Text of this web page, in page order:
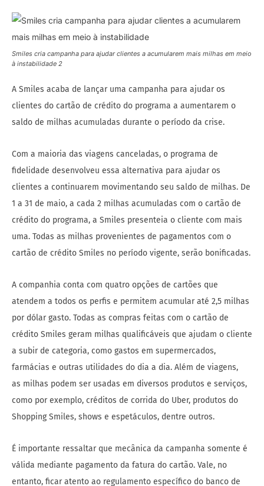
Smiles cria campanha para ajudar clientes a acumularem mais milhas em meio
à instabilidade 2
A Smiles acaba de lançar uma campanha para ajudar os
clientes do cartão de crédito do programa a aumentarem o
saldo de milhas acumuladas durante o período da crise.
Com a maioria das viagens canceladas, o programa de
fidelidade desenvolveu essa alternativa para ajudar os
clientes a continuarem movimentando seu saldo de milhas. De
1 a 31 de maio, a cada 2 milhas acumuladas com o cartão de
crédito do programa, a Smiles presenteia o cliente com mais
uma. Todas as milhas provenientes de pagamentos com o
cartão de crédito Smiles no período vigente, serão bonificadas.
A companhia conta com quatro opções de cartões que
atendem a todos os perfis e permitem acumular até 2,5 milhas
por dólar gasto. Todas as compras feitas com o cartão de
crédito Smiles geram milhas qualificáveis que ajudam o cliente
a subir de categoria, como gastos em supermercados,
farmácias e outras utilidades do dia a dia. Além de viagens,
as milhas podem ser usadas em diversos produtos e serviços,
como por exemplo, créditos de corrida do Uber, produtos do
Shopping Smiles, shows e espetáculos, dentre outros.
É importante ressaltar que mecânica da campanha somente é
válida mediante pagamento da fatura do cartão. Vale, no
entanto, ficar atento ao regulamento específico do banco de